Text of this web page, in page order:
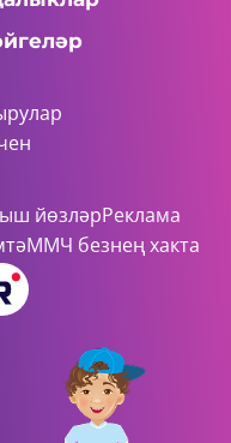
йөзләрРеклама
ММЧ безнең хакта